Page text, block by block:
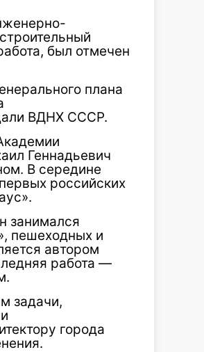
был отмечен
плана
ВДНХ СССР.
Геннадьевич
В середине
российских
занимался
пешеходных и
автором
работа —
задачи,
города